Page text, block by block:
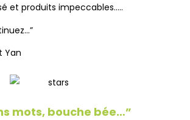
et produits impeccables…..
Yan
mots, bouche bée…”